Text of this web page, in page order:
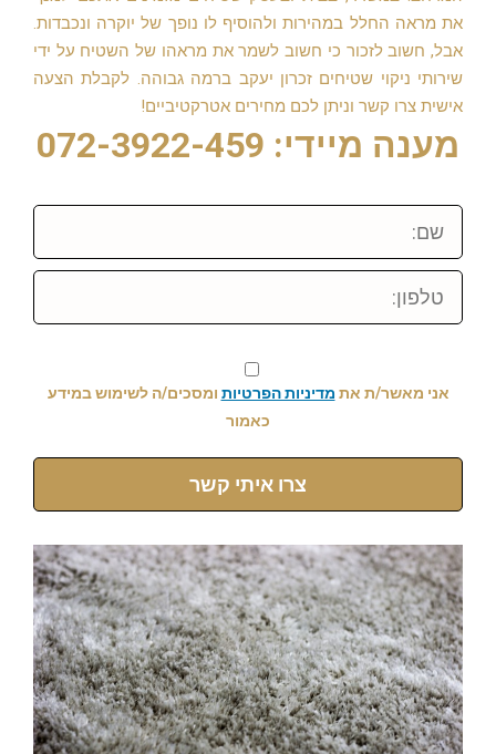
את מראה החלל במהירות ולהוסיף לו נופך של יוקרה ונכבדות.
אבל, חשוב לזכור כי חשוב לשמר את מראהו של השטיח על ידי
שירותי ניקוי שטיחים זכרון יעקב ברמה גבוהה. לקבלת הצעה
אישית צרו קשר וניתן לכם מחירים אטרקטיביים!
מענה מיידי: 072-3922-459
שם:
טלפון:
אני מאשר/ת את מדיניות הפרטיות ומסכים/ה לשימוש במידע
כאמור
צרו איתי קשר